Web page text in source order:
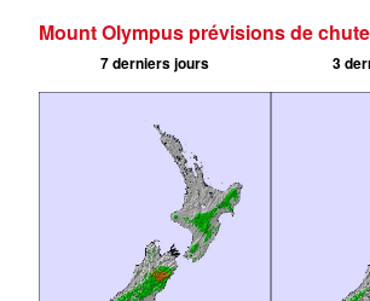
Mount Olympus prévisions de
7 derniers jours 3